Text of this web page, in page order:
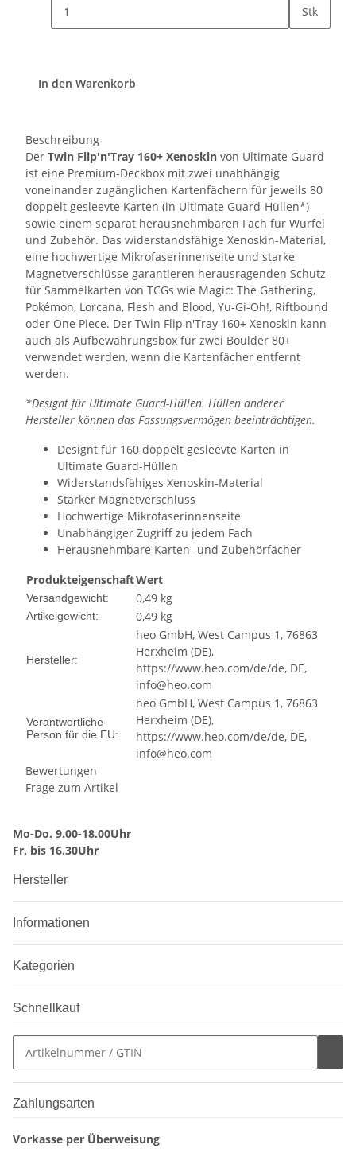
Stk
In den Warenkorb
Beschreibung
Der Twin Flip'n'Tray 160+ Xenoskin von Ultimate Guard
ist eine Premium-Deckbox mit zwei unabhängig
voneinander zugänglichen Kartenfächern für jeweils 80
doppelt gesleevte Karten (in Ultimate Guard-Hüllen*)
sowie einem separat herausnehmbaren Fach für Würfel
und Zubehör. Das widerstandsfähige Xenoskin-Material,
eine hochwertige Mikrofaserinnenseite und starke
Magnetverschlüsse garantieren herausragenden Schutz
für Sammelkarten von TCGs wie Magic: The Gathering,
Pokémon, Lorcana, Flesh and Blood, Yu-Gi-Oh!, Riftbound
oder One Piece. Der Twin Flip'n'Tray 160+ Xenoskin kann
auch als Aufbewahrungsbox für zwei Boulder 80+
verwendet werden, wenn die Kartenfächer entfernt
werden.
*Designt für Ultimate Guard-Hüllen. Hüllen anderer
Hersteller können das Fassungsvermögen beeinträchtigen.
Designt für 160 doppelt gesleevte Karten in
Ultimate Guard-Hüllen
Widerstandsfähiges Xenoskin-Material
Starker Magnetverschluss
Hochwertige Mikrofaserinnenseite
Unabhängiger Zugriff zu jedem Fach
Herausnehmbare Karten- und Zubehörfächer
ProdukteigenschaftWert
Versandgewicht: 0,49 kg
Artikelgewicht: 0,49 kg
Hersteller:
heo GmbH, West Campus 1, 76863
Herxheim (DE),
https://www.heo.com/de/de, DE,
info@heo.com
Verantwortliche
Person für die EU:
heo GmbH, West Campus 1, 76863
Herxheim (DE),
https://www.heo.com/de/de, DE,
info@heo.com
Bewertungen
Frage zum Artikel
Mo-Do. 9.00-18.00Uhr
Fr. bis 16.30Uhr
Hersteller
Informationen
Kategorien
Schnellkauf
Zahlungsarten
Vorkasse per Überweisung